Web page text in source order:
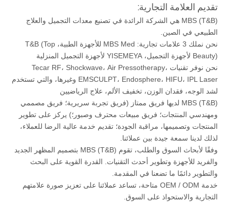
تقديم العلامة التجارية:
MBS (T&B) هي الشركة الرائدة في تصنيع معدات التجميل والعلاج
الطبيعي في الصين.
نحن نملك 3 علامات تجارية: MBS Med للأجهزة الطبية، T&B (Top
Beauty) لأجهزة التجميل، YISEMEYA لأجهزة التجميل المنزلية
نحن نوفر تقنيات Tecar RF، Shockwave، Air Pressotherapy،
EMSCULPT، Endosphere، HIFU، IPL Laser وغيرها، والتي تستخدم
لشد الوجه، فقدان الوزن، تخفيف الألم، علاج الرياضيين
MBS (T&B) لديها فريق ممتاز (فريق تجربة سريرية؛ فريق مصممي
ومهندسي المنتجات؛ فريق مبيعات محترف وصبور؛) يركز على تطوير
المنتجات وتصميمها، مراقبة الجودة؛ تقديم خدمة عالية الرضا للعملاء،
لذلك لدينا سمعة جيدة بين عملائنا.
وفقًا لأبحاث السوق والطلب، تقوم MBS (T&B) بتصميم المظهر الجديد
والفريد للأجهزة وتطوير أحدث التقنيات. القدرة القوية على البحث
والتطوير دائمًا ما تضعنا في المقدمة.
خدمة OEM / ODM متاحة، تساعد عملائنا على تعزيز صورة علامتهم
التجارية والاستحواذ على السوق.